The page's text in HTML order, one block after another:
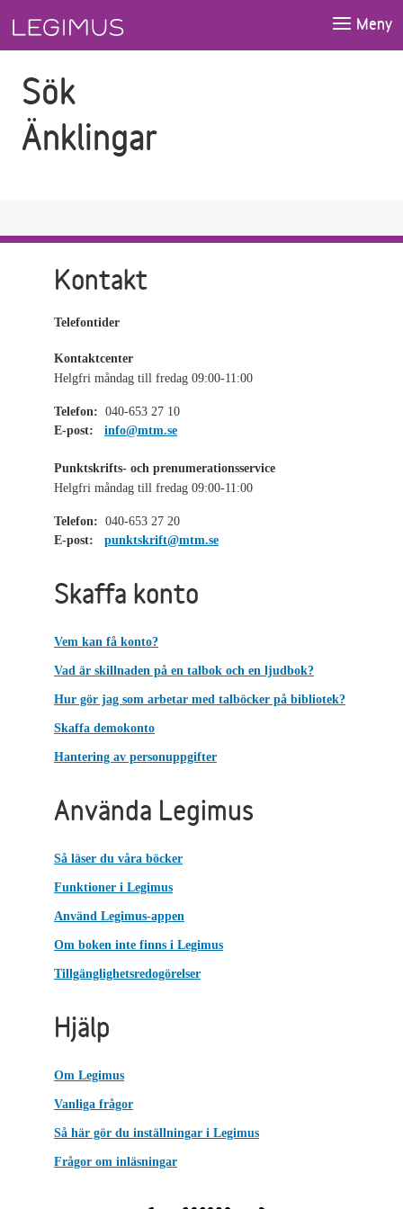
Meny
Sök
Änklingar
Kontakt
Telefontider
Kontaktcenter
Helgfri måndag till fredag 09:00-11:00
Telefon: 040-653 27 10
E-post:
info@mtm.se
Punktskrifts- och prenumerationsservice
Helgfri måndag till fredag 09:00-11:00
Telefon: 040-653 27 20
E-post:
punktskrift@mtm.se
Skaffa konto
Vem kan få konto?
Vad är skillnaden på en talbok och en ljudbok?
Hur gör jag som arbetar med talböcker på bibliotek?
Skaffa demokonto
Hantering av personuppgifter
Använda Legimus
Så läser du våra böcker
Funktioner i Legimus
Använd Legimus-appen
Om boken inte finns i Legimus
Tillgänglighetsredogörelser
Hjälp
Om Legimus
Vanliga frågor
Så här gör du inställningar i Legimus
Frågor om inläsningar